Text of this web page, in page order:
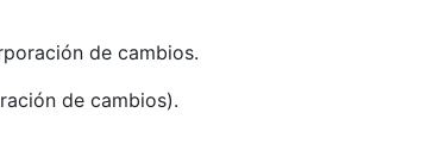
de cambios.
de cambios).